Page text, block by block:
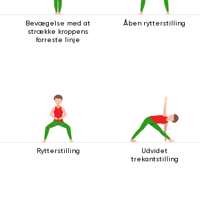
Bevægelse med at
strække kroppens
forreste linje
Åben rytterstilling
Rytterstilling
Udvidet
trekantstilling